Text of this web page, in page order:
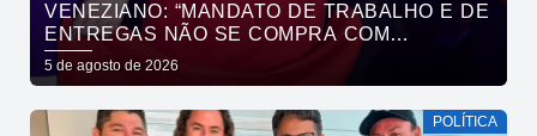
VENEZIANO: “MANDATO DE TRABALHO E DE
ENTREGAS NÃO SE COMPRA COM
DINHEIRO, SE CONQUISTA COM TRABALHO”
5 de agosto de 2026
POLÍTICA